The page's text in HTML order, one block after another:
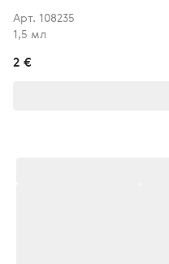
Арт. 108235
1,5 мл
2 €